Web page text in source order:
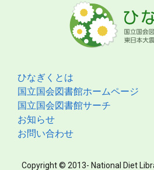
ひなぎくとは
国立国会図書館ホームページ
国立国会図書館サーチ
お知らせ
お問い合わせ
Copyright © 2013- National Diet